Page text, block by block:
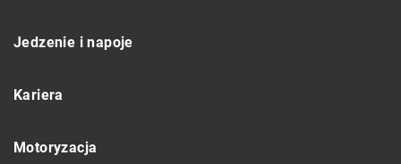
Jedzenie i napoje
Kariera
Motoryzacja